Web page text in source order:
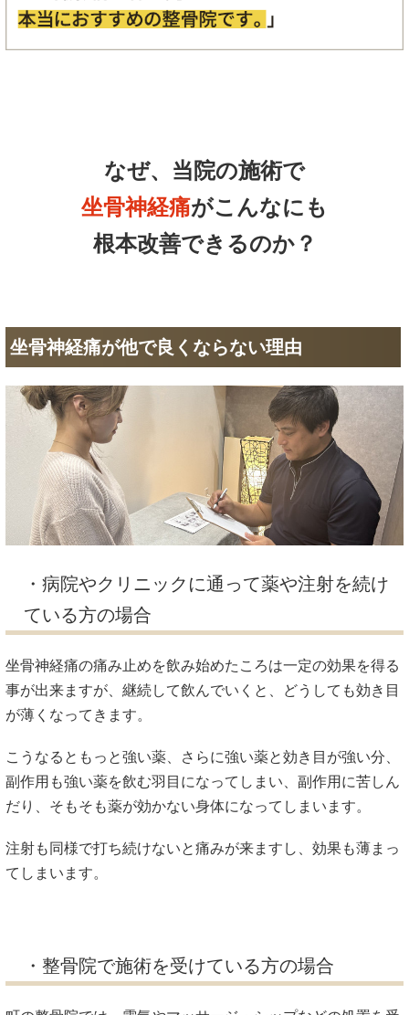
なぜ、当院の施術で
坐骨神経痛がこんなにも
根本改善できるのか？
坐骨神経痛が他で良くならない理由
・病院やクリニックに通って薬や注射を続け
ている方の場合
坐骨神経痛の痛み止めを飲み始めたころは一定の効果を得る
事が出来ますが、継続して飲んでいくと、どうしても効き目
が薄くなってきます。
こうなるともっと強い薬、さらに強い薬と効き目が強い分、
副作用も強い薬を飲む羽目になってしまい、副作用に苦しん
だり、そもそも薬が効かない身体になってしまいます。
注射も同様で打ち続けないと痛みが来ますし、効果も薄まっ
てしまいます。
・整骨院で施術を受けている方の場合